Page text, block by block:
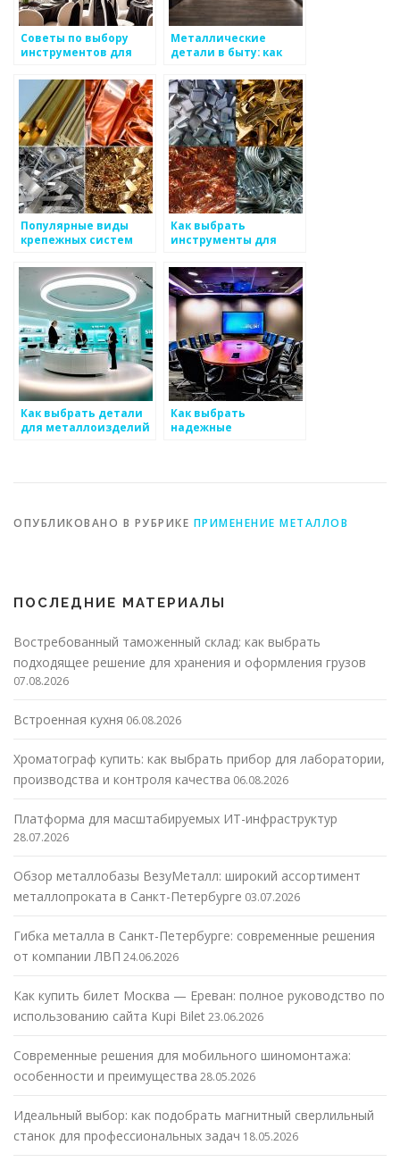
Советы по выбору
инструментов для
Металлические
детали в быту: как
Популярные виды
крепежных систем
Как выбрать
инструменты для
Как выбрать детали
для металлоизделий
Как выбрать
надежные
ОПУБЛИКОВАНО В РУБРИКЕ ПРИМЕНЕНИЕ МЕТАЛЛОВ
ПОСЛЕДНИЕ МАТЕРИАЛЫ
Востребованный таможенный склад: как выбрать
подходящее решение для хранения и оформления грузов
07.08.2026
Встроенная кухня 06.08.2026
Хроматограф купить: как выбрать прибор для лаборатории,
производства и контроля качества 06.08.2026
Платформа для масштабируемых ИТ-инфраструктур
28.07.2026
Обзор металлобазы ВезуМеталл: широкий ассортимент
металлопроката в Санкт-Петербурге 03.07.2026
Гибка металла в Санкт-Петербурге: современные решения
от компании ЛВП 24.06.2026
Как купить билет Москва — Ереван: полное руководство по
использованию сайта Kupi Bilet23.06.2026
Современные решения для мобильного шиномонтажа:
особенности и преимущества 28.05.2026
Идеальный выбор: как подобрать магнитный сверлильный
станок для профессиональных задач 18.05.2026